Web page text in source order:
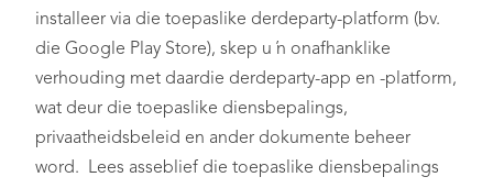
installeer via die toepaslike derdeparty-platform (bv.
die Google Play Store), skep u ’n onafhanklike
verhouding met daardie derdeparty-app en -platform,
wat deur die toepaslike diensbepalings,
privaatheidsbeleid en ander dokumente beheer
word. Lees asseblief die toepaslike diensbepalings